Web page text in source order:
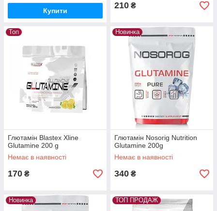
Купити
210 ₴
Топ
Глютамін Blastex Xline
Glutamine 200 g
Немає в наявності
170 ₴
Новинка
Глютамін Nosorig Nutrition
Glutamine 200g
Немає в наявності
340 ₴
Новинка ТОП ПРОДАЖ